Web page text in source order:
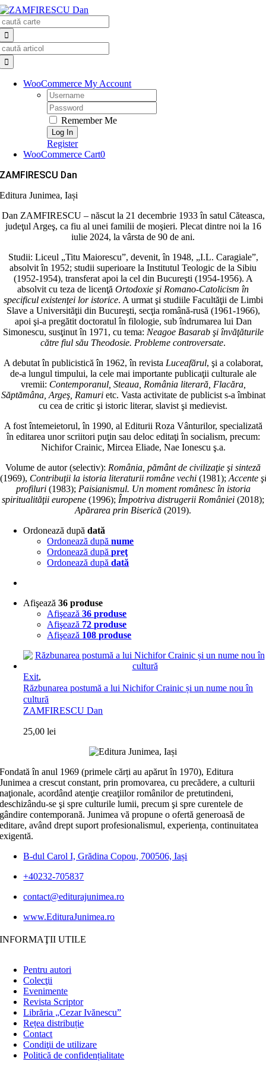
Skip
to
content
WooCommerce My Account
Username:
Password:
Remember Me
Register
WooCommerce Cart0
ZAMFIRESCU Dan
Editura Junimea, Iași
Dan ZAMFIRESCU – născut la 21 decembrie 1933 în satul Căteasca,
judeţul Argeş, ca fiu al unei familii de moşieri. Plecat dintre noi la 16
iulie 2024, la vârsta de 90 de ani.
Studii: Liceul „Titu Maiorescu”, devenit, în 1948, „I.L. Caragiale”,
absolvit în 1952; studii superioare la Institutul Teologic de la Sibiu
(1952-1954), transferat apoi la cel din Bucureşti (1954-1956). A
absolvit cu teza de licenţă Ortodoxie şi Romano-Catolicism în
specificul existenţei lor istorice. A urmat şi studiile Facultăţii de Limbi
Slave a Universităţii din Bucureşti, secţia română-rusă (1961-1966),
apoi şi-a pregătit doctoratul în filologie, sub îndrumarea lui Dan
Simonescu, susţinut în 1971, cu tema: Neagoe Basarab şi învăţăturile
către fiul său Theodosie. Probleme controversate.
A debutat în publicistică în 1962, în revista Luceafărul, şi a colaborat,
de-a lungul timpului, la cele mai importante publicaţii culturale ale
vremii: Contemporanul, Steaua, România literară, Flacăra,
Săptămâna, Argeş, Ramuri etc. Vasta activitate de publicist s-a îmbinat
cu cea de critic şi istoric literar, slavist şi medievist.
A fost întemeietorul, în 1990, al Editurii Roza Vânturilor, specializată
în editarea unor scriitori puţin sau deloc editaţi în socialism, precum:
Nichifor Crainic, Mircea Eliade, Nae Ionescu ş.a.
Volume de autor (selectiv): România, pământ de civilizaţie şi sinteză
(1969), Contribuţii la istoria literaturii române vechi (1981); Accente şi
profiluri (1983); Paisianismul. Un moment românesc în istoria
spiritualităţii europene (1996); Împotriva distrugerii României (2018);
Apărarea prin Biserică (2019).
Ordonează dupădată
Ordonează dupănume
Ordonează dupăpreţ
Ordonează dupădată
Afişează36 produse
Afişează36 produse
Afişează 72 produse
Afişează 108 produse
Exit,
Răzbunarea postumă a lui Nichifor Crainic și un nume nou în
cultură
ZAMFIRESCU Dan
25,00lei
Fondată în anul 1969 (primele cărți au apărut în 1970), Editura
Junimea a crescut constant, prin promovarea, cu precădere, a culturii
naţionale, acordând atenţie creaţiilor românilor de pretutindeni,
deschizându-se şi spre culturile lumii, precum şi spre curentele de
gândire contemporană. Junimea vă propune o ofertă generoasă de
editare, având drept suport profesionalismul, experiența, continuitatea
exigentă.
B-dul Carol I, Grădina Copou, 700506, Iași
+40232-705837
contact@editurajunimea.ro
www.EdituraJunimea.ro
INFORMAŢII UTILE
Pentru autori
Colecţii
Evenimente
Revista Scriptor
Librăria „Cezar Ivănescu”
Rețea distribuție
Contact
Condiţii de utilizare
Politică de confidențialitate